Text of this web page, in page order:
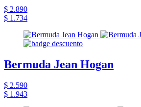
$ 2.890
$ 1.734
Bermuda Jean Hogan
$ 2.590
$ 1.943